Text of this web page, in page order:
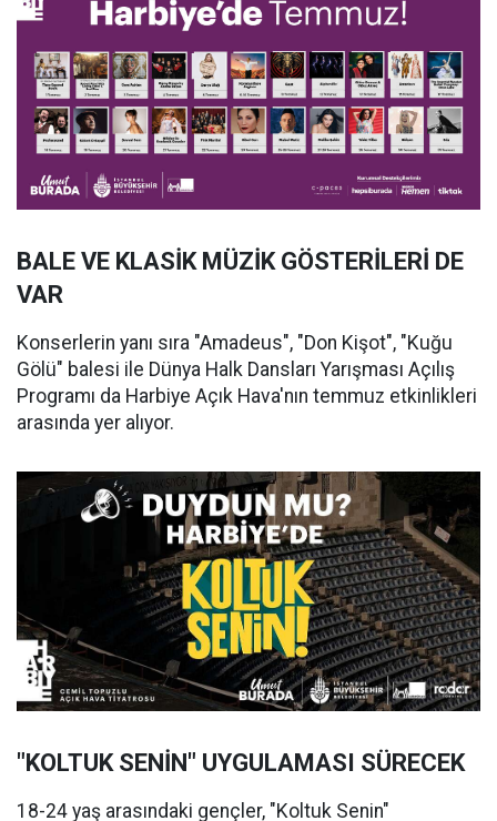
BALE VE KLASİK MÜZİK GÖSTERİLERİ DE
VAR
Konserlerin yanı sıra "Amadeus", "Don Kişot", "Kuğu
Gölü" balesi ile Dünya Halk Dansları Yarışması Açılış
Programı da Harbiye Açık Hava'nın temmuz etkinlikleri
arasında yer alıyor.
"KOLTUK SENİN" UYGULAMASI SÜRECEK
18-24 yaş arasındaki gençler, "Koltuk Senin"